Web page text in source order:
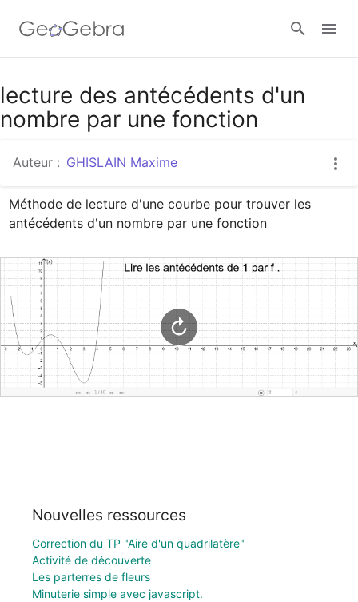
Google Classroom
Se connecter
lecture des antécédents d'un
nombre par une fonction
Auteur : GHISLAIN Maxime
Méthode de lecture d'une courbe pour trouver les
antécédents d'un nombre par une fonction
Nouvelles ressources
Correction du TP "Aire d'un quadrilatère"
Activité de découverte
Les parterres de fleurs
Minuterie simple avec javascript.